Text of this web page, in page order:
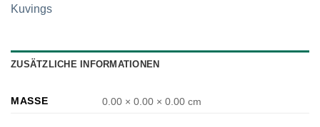
Kuvings
ZUSÄTZLICHE INFORMATIONEN
MASSE 0.00 × 0.00 × 0.00 cm